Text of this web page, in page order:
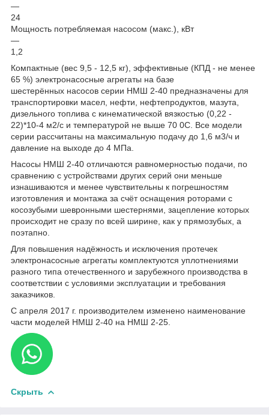
—
24
Мощность потребляемая насосом (макс.), кВт
—
1,2
Компактные (вес 9,5 - 12,5 кг), эффективные (КПД - не менее
65 %) электронасосные агрегаты на базе
шестерённых насосов серии НМШ 2-40 предназначены для
транспортировки масел, нефти, нефтепродуктов, мазута,
дизельного топлива с кинематической вязкостью (0,22 -
22)*10-4 м2/с и температурой не выше 70 0С. Все модели
серии рассчитаны на максимальную подачу до 1,6 м3/ч и
давление на выходе до 4 МПа.
Насосы НМШ 2-40 отличаются равномерностью подачи, по
сравнению с устройствами других серий они меньше
изнашиваются и менее чувствительны к погрешностям
изготовления и монтажа за счёт оснащения роторами с
косозубыми шевронными шестернями, зацепление которых
происходит не сразу по всей ширине, как у прямозубых, а
поэтапно.
Для повышения надёжность и исключения протечек
электронасосные агрегаты комплектуются уплотнениями
разного типа отечественного и зарубежного производства в
соответствии с условиями эксплуатации и требования
заказчиков.
С апреля 2017 г. производителем изменено наименование
части моделей НМШ 2-40 на НМШ 2-25.
Скрыть